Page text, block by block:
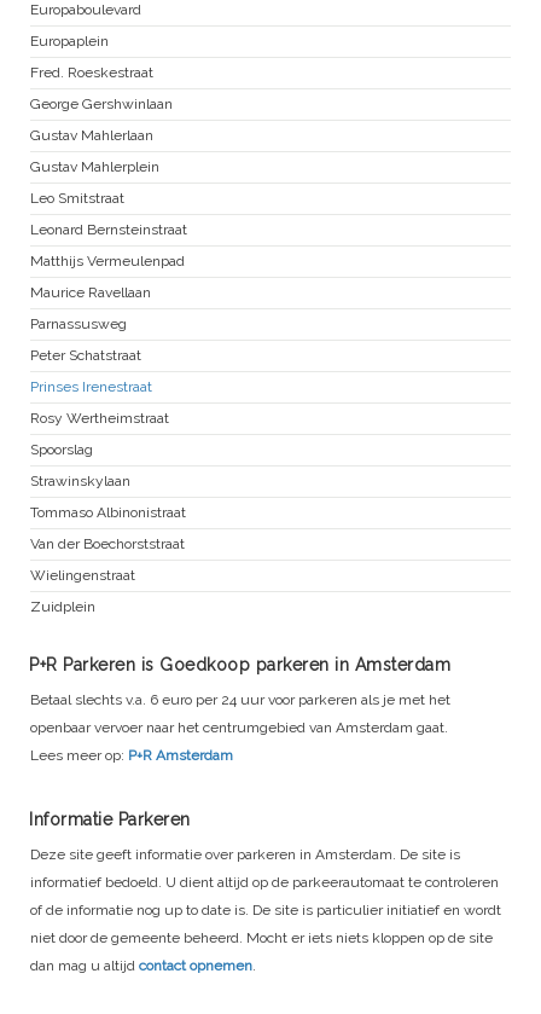
Europaboulevard
Europaplein
Fred. Roeskestraat
George Gershwinlaan
Gustav Mahlerlaan
Gustav Mahlerplein
Leo Smitstraat
Leonard Bernsteinstraat
Matthijs Vermeulenpad
Maurice Ravellaan
Parnassusweg
Peter Schatstraat
Prinses Irenestraat
Rosy Wertheimstraat
Spoorslag
Strawinskylaan
Tommaso Albinonistraat
Van der Boechorststraat
Wielingenstraat
Zuidplein
P+R Parkeren is Goedkoop parkeren in Amsterdam
Betaal slechts v.a. 6 euro per 24 uur voor parkeren als je met het
openbaar vervoer naar het centrumgebied van Amsterdam gaat.
Lees meer op: P+R Amsterdam
Informatie Parkeren
Deze site geeft informatie over parkeren in Amsterdam. De site is
informatief bedoeld. U dient altijd op de parkeerautomaat te controleren
of de informatie nog up to date is. De site is particulier initiatief en wordt
niet door de gemeente beheerd. Mocht er iets niets kloppen op de site
dan mag u altijd contact opnemen.